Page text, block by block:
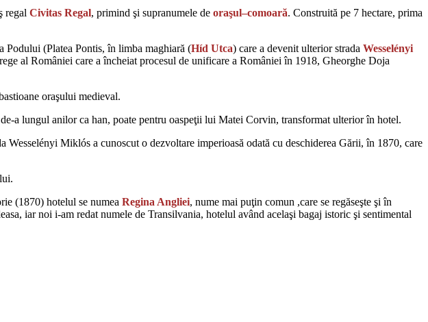
regal Civitas Regal, primind şi supranumele de oraşul–comoară. Construită pe 7 hectare, prima
Podului (Platea Pontis, în limba maghiară (Híd Utca) care a devenit ulterior strada Wesselényi
al României care a încheiat procesul de unificare a României în 1918, Gheorghe Doja
oraşului medieval.
a lungul anilor ca han, poate pentru oaspeţii lui Matei Corvin, transformat ulterior în hotel.
Miklós a cunoscut o dezvoltare imperioasă odată cu deschiderea Gării, în 1870, care
(1870) hotelul se numea Regina Angliei, nume mai puţin comun ,care se regăseşte şi în
iar noi i-am redat numele de Transilvania, hotelul având acelaşi bagaj istoric şi sentimental